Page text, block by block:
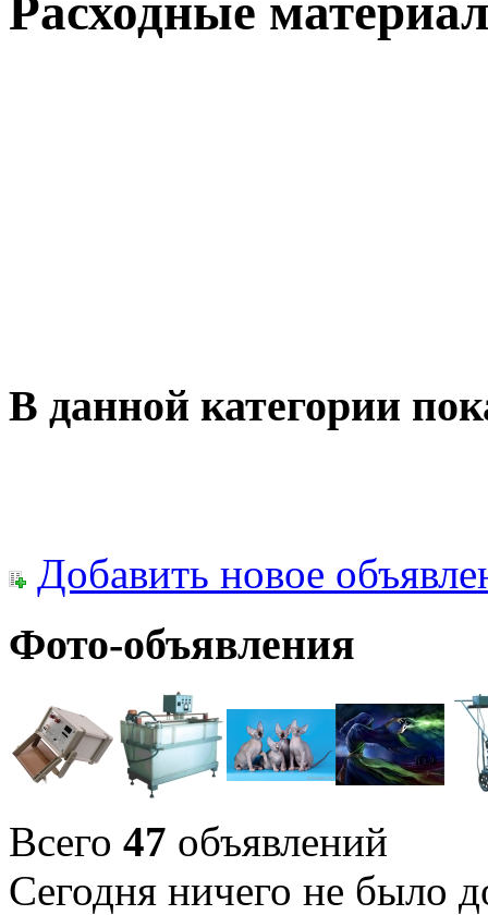
Расходные
В данной категории
Добавить новое
Фото-объявления
Всего 47 объявлений
Сегодня ничего не было